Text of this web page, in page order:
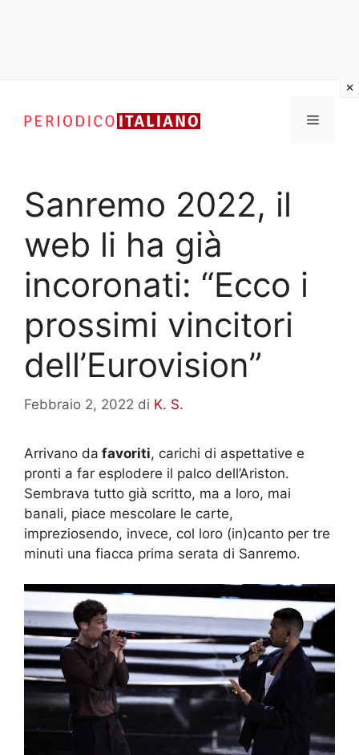
contenuto
Menu
Sanremo 2022, il
web li ha già
incoronati: “Ecco i
prossimi vincitori
dell’Eurovision”
Febbraio 2, 2022 di K. S.
Arrivano da favoriti, carichi di aspettative e
pronti a far esplodere il palco dell’Ariston.
Sembrava tutto già scritto, ma a loro, mai
banali, piace mescolare le carte,
impreziosendo, invece, col loro (in)canto per tre
minuti una fiacca prima serata di Sanremo.